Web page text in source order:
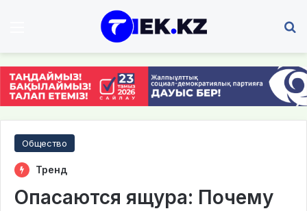
Общество
Тренд
Опасаются ящура: Почему